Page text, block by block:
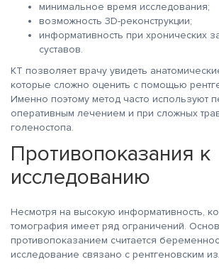
минимальное время исследования;
возможность 3D-реконструкции;
информативность при хронических
суставов.
КТ позволяет врачу увидеть
которые сложно оценить с помощью
Именно поэтому метод часто используют
оперативным лечением и при сложных
голеностопа.
Противопоказания к
исследованию
Несмотря на высокую информативность,
томография имеет ряд ограничений.
противопоказанием считается
исследование связано с рентгеновским